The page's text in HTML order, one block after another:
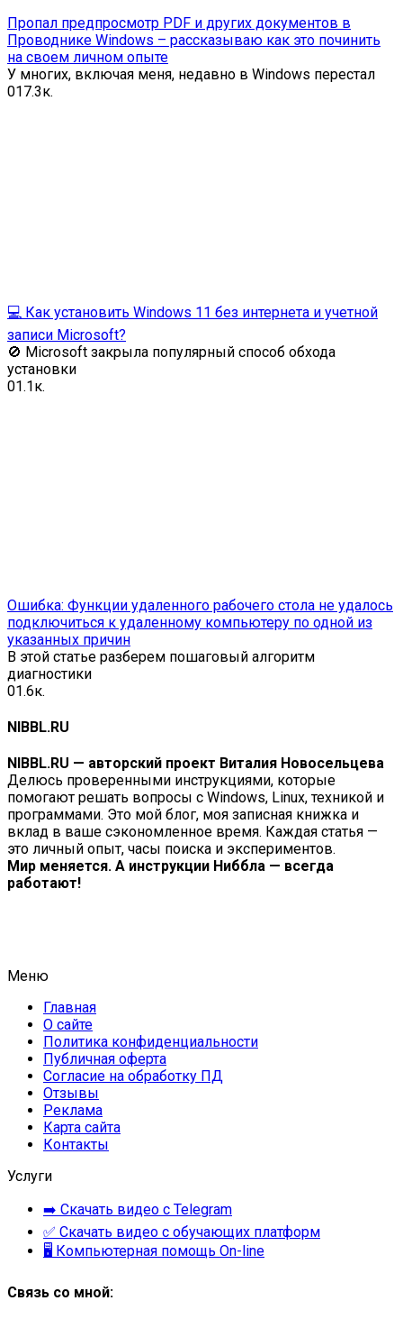
Пропал предпросмотр PDF и других документов в
Проводнике Windows – рассказываю как это починить
на своем личном опыте
У многих, включая меня, недавно в Windows перестал
017.3к.
💻 Как установить Windows 11 без интернета и учетной
записи Microsoft?
🚫 Microsoft закрыла популярный способ обхода
установки
01.1к.
Ошибка: Функции удаленного рабочего стола не удалось
подключиться к удаленному компьютеру по одной из
указанных причин
В этой статье разберем пошаговый алгоритм
диагностики
01.6к.
NIBBL.RU
NIBBL.RU — авторский проект Виталия Новосельцева
Делюсь проверенными инструкциями, которые
помогают решать вопросы с Windows, Linux, техникой и
программами. Это мой блог, моя записная книжка и
вклад в ваше сэкономленное время. Каждая статья —
это личный опыт, часы поиска и экспериментов.
Мир меняется. А инструкции Ниббла — всегда
работают!
Меню
Главная
О сайте
Политика конфиденциальности
Публичная оферта
Согласие на обработку ПД
Отзывы
Реклама
Карта сайта
Контакты
Услуги
➡️ Скачать видео с Telegram
✅ Скачать видео с обучающих платформ
🖥 Компьютерная помощь On-line
Связь со мной: